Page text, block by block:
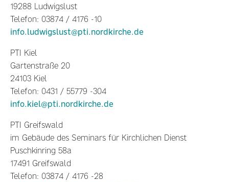
19288 Ludwigslust
Telefon: 03874 / 4176 -10
info.ludwigslust@pti.nordkirche.de
PTI Kiel
Gartenstraße 20
24103 Kiel
Telefon: 0431 / 55779 -304
info.kiel@pti.nordkirche.de
PTI Greifswald
im Gebäude des Seminars für Kirchlichen Dienst
Puschkinring 58a
17491 Greifswald
Telefon: 03874 / 4176 -28